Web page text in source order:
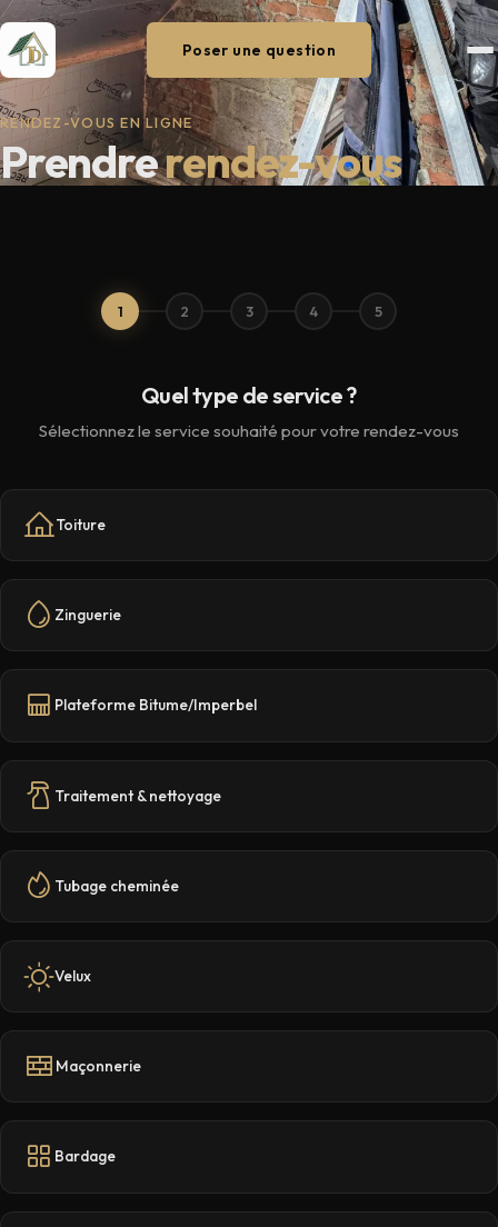
Poser une question
RENDEZ-VOUS EN LIGNE
Prendrerendez-vous
1 2 3 4 5
Quel type de service ?
Sélectionnez le service souhaité pour votre rendez-vous
Toiture
Zinguerie
Plateforme Bitume/Imperbel
Traitement & nettoyage
Tubage cheminée
Velux
Maçonnerie
Bardage